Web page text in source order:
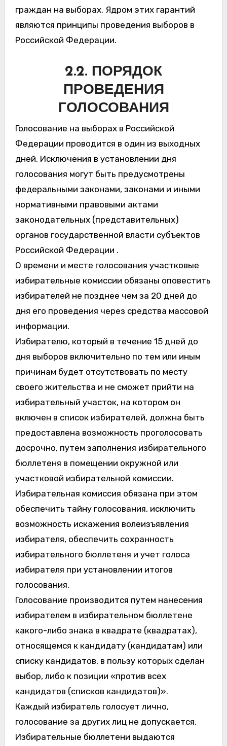
граждан на выборах. Ядром этих гарантий
являются принципы проведения выборов в
Российской Федерации.
2.2. ПОРЯДОК
ПРОВЕДЕНИЯ
ГОЛОСОВАНИЯ
Голосование на выборах в Российской
Федерации проводится в один из выходных
дней. Исключения в установлении дня
голосования могут быть предусмотрены
федеральными законами, законами и иными
нормативными правовыми актами
законодательных (представительных)
органов государственной власти субъектов
Российской Федерации .
О времени и месте голосования участковые
избирательные комиссии обязаны оповестить
избирателей не позднее чем за 20 дней до
дня его проведения через средства массовой
информации.
Избирателю, который в течение 15 дней до
дня выборов включительно по тем или иным
причинам будет отсутствовать по месту
своего жительства и не сможет прийти на
избирательный участок, на котором он
включен в список избирателей, должна быть
предоставлена возможность проголосовать
досрочно, путем заполнения избирательного
бюллетеня в помещении окружной или
участковой избирательной комиссии.
Избирательная комиссия обязана при этом
обеспечить тайну голосования, исключить
возможность искажения волеизъявления
избирателя, обеспечить сохранность
избирательного бюллетеня и учет голоса
избирателя при установлении итогов
голосования.
Голосование производится путем нанесения
избирателем в избирательном бюллетене
какого-либо знака в квадрате (квадратах),
относящемся к кандидату (кандидатам) или
списку кандидатов, в пользу которых сделан
выбор, либо к позиции «против всех
кандидатов (списков кандидатов)».
Каждый избиратель голосует лично,
голосование за других лиц не допускается.
Избирательные бюллетени выдаются